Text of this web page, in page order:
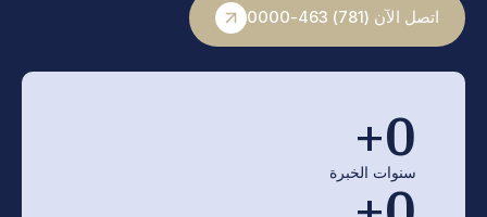
اتصل الآن (781) 463-0000
سنوات الخبرة
0
+